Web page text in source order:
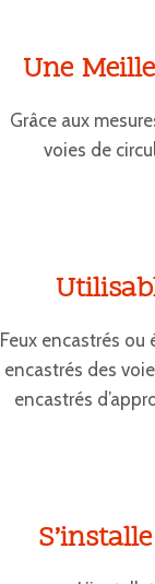
Une
Grâce aux
voies de
Feux encastrés
encastrés des
encastrés